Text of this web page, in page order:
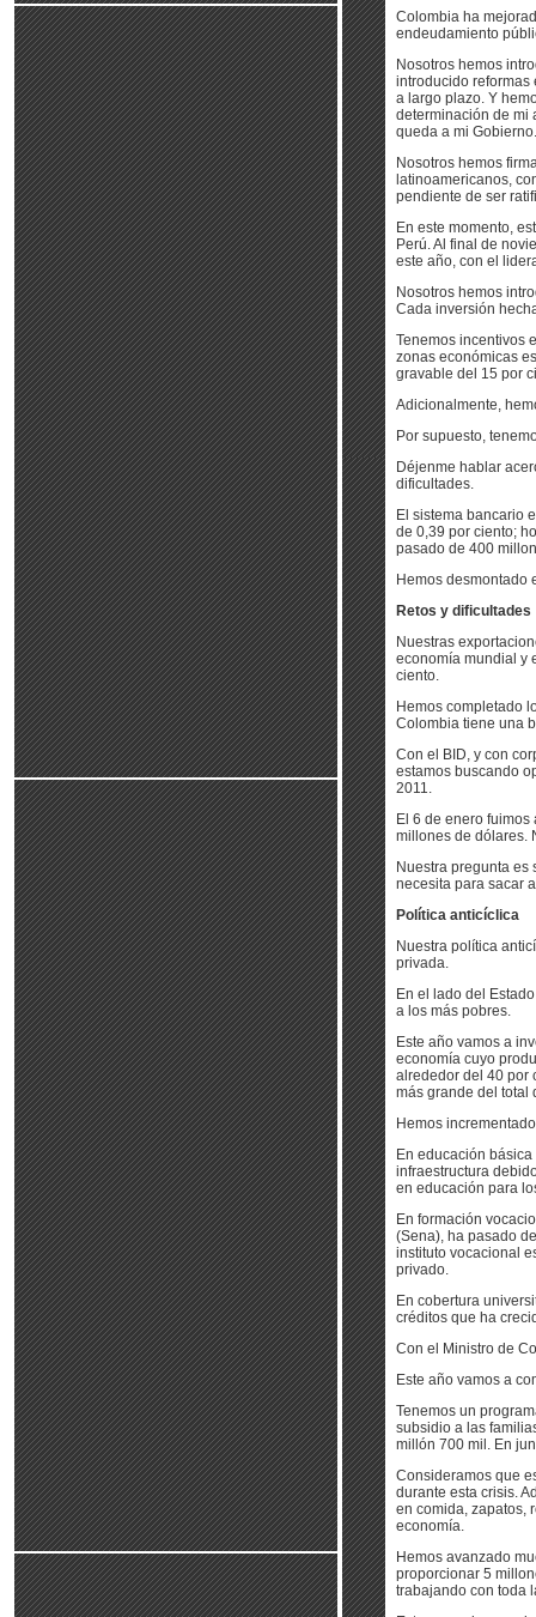
Colombia ha
endeudamiento
Nosotros hemos
introducido reformas
a largo plazo. Y
determinación de mi
queda a mi Gobierno.
Nosotros hemos
latinoamericanos,
pendiente de ser
En este momento,
Perú. Al final de
este año, con el
Nosotros hemos
Cada inversión
Tenemos incentivos
zonas económicas
gravable del 15 por
Adicionalmente,
Por supuesto,
Déjenme hablar
dificultades.
El sistema bancario
de 0,39 por ciento;
pasado de 400
Hemos desmontado
Retos y dificultades
Nuestras
economía mundial y
ciento.
Hemos completado
Colombia tiene una
Con el BID, y con
estamos buscando
2011.
El 6 de enero
millones de dólares.
Nuestra pregunta
necesita para sacar
Política anticíclica
Nuestra política
privada.
En el lado del
a los más pobres.
Este año vamos a
economía cuyo
alrededor del 40 por
más grande del total
Hemos
En educación
infraestructura
en educación para
En formación
(Sena), ha pasado
instituto vocacional
privado.
En cobertura
créditos que ha
Con el Ministro de
Este año vamos a
Tenemos un
subsidio a las
millón 700 mil. En
Consideramos que
durante esta crisis.
en comida, zapatos,
economía.
Hemos avanzado
proporcionar 5
trabajando con toda